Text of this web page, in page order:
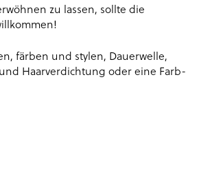
zu lassen, sollte die
färben und stylen, Dauerwelle,
Haarverdichtung oder eine Farb-